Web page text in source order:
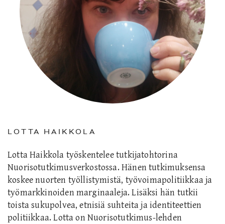
LOTTA HAIKKOLA
Lotta Haikkola työskentelee tutkijatohtorina
Nuorisotutkimusverkostossa. Hänen tutkimuksensa
koskee nuorten työllistymistä, työvoimapolitiikkaa ja
työmarkkinoiden marginaaleja. Lisäksi hän tutkii
toista sukupolvea, etnisiä suhteita ja identiteettien
politiikkaa. Lotta on Nuorisotutkimus-lehden